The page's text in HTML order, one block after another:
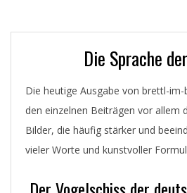
Die Sprache
Die heutige Ausgabe von brettl-
den einzelnen Beiträgen vor allem
Bilder, die häufig stärker und
vieler Worte und kunstvoller